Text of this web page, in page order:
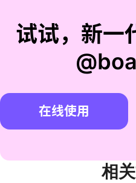
试试，新一
在线使用
相